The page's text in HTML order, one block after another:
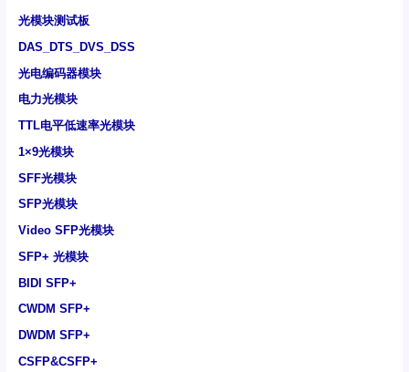
光模块测试板
DAS_DTS_DVS_DSS
光电编码器模块
电力光模块
TTL电平低速率光模块
1×9光模块
SFF光模块
SFP光模块
Video SFP光模块
SFP+ 光模块
BIDI SFP+
CWDM SFP+
DWDM SFP+
CSFP&CSFP+